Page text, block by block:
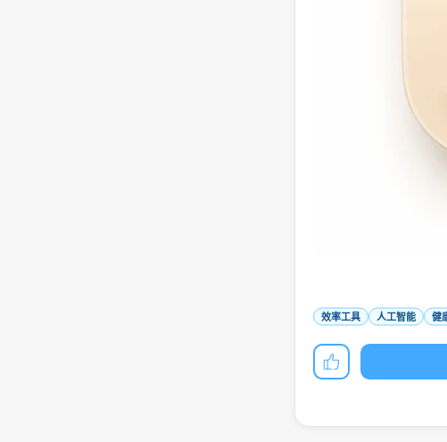
效率工具 人工智能 健